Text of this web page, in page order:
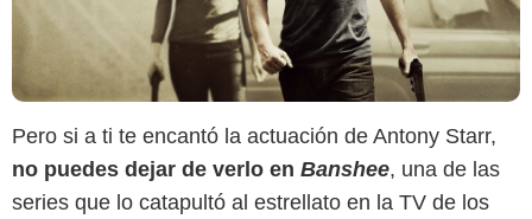
Pero si a ti te encantó la actuación de Antony Starr,
no puedes dejar de verlo en Banshee, una de las
series que lo catapultó al estrellato en la TV de los